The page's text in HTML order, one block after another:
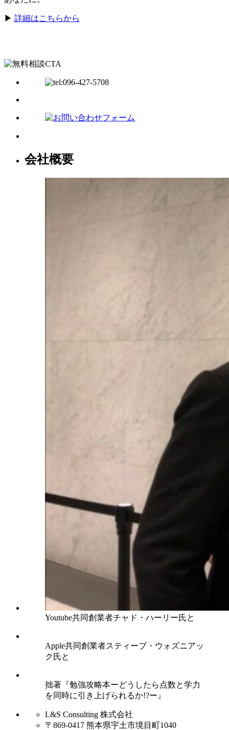
▶ 詳細はこちらから
会社概要
Youtube共同創業者チャド・ハーリー氏と
Apple共同創業者スティーブ・ウォズニアッ
ク氏と
拙著『勉強攻略本ーどうしたら点数と学力
を同時に引き上げられるか!?ー』
L&S Consulting 株式会社
〒869-0417 熊本県宇土市境目町1040